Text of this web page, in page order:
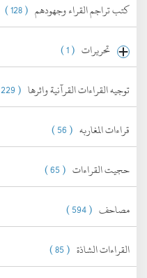
كتب تراجم القراء وجهودهم ( 128 )
تحريرات ( 1 )
توجيه القراءات القرآنية واثرها ( 229 )
قراءات المغاربه ( 56 )
حجيت القراءات ( 65 )
مصاحف ( 594 )
القراءات الشاذة ( 85 )